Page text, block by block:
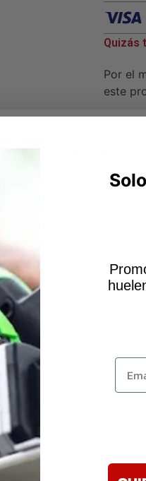
Quizás
Por el
este
Valoraciones (0)
un motor de alta
polvo y partículas
batería de 18V, este
para largas
en un práctico
el transporte y
sistema Cleantec
y seguro, mejorando
Se sincroniza
el trabajo para
Festool para un
Email